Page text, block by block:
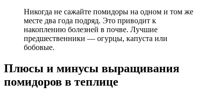
Никогда не сажайте помидоры на одном и том же
месте два года подряд. Это приводит к
накоплению болезней в почве. Лучшие
предшественники — огурцы, капуста или
бобовые.
Плюсы и минусы выращивания
помидоров в теплице